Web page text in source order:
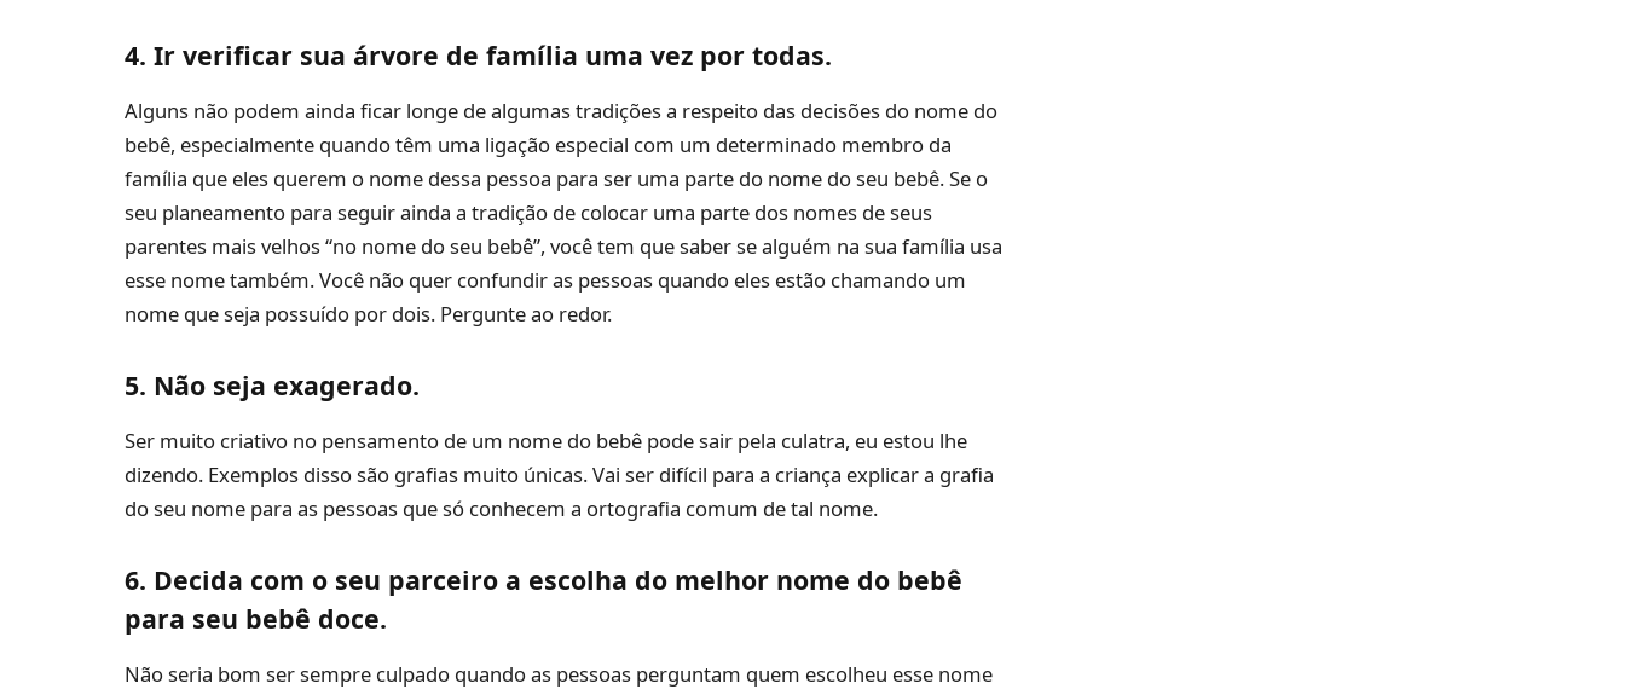
4. Ir verificar sua árvore de família uma vez por todas.
Alguns não podem ainda ficar longe de algumas tradições a respeito das decisões do nome do
bebê, especialmente quando têm uma ligação especial com um determinado membro da
família que eles querem o nome dessa pessoa para ser uma parte do nome do seu bebê. Se o
seu planeamento para seguir ainda a tradição de colocar uma parte dos nomes de seus
parentes mais velhos “no nome do seu bebê”, você tem que saber se alguém na sua família usa
esse nome também. Você não quer confundir as pessoas quando eles estão chamando um
nome que seja possuído por dois. Pergunte ao redor.
5. Não seja exagerado.
Ser muito criativo no pensamento de um nome do bebê pode sair pela culatra, eu estou lhe
dizendo. Exemplos disso são grafias muito únicas. Vai ser difícil para a criança explicar a grafia
do seu nome para as pessoas que só conhecem a ortografia comum de tal nome.
6. Decida com o seu parceiro a escolha do melhor nome do bebê
para seu bebê doce.
Não seria bom ser sempre culpado quando as pessoas perguntam quem escolheu esse nome